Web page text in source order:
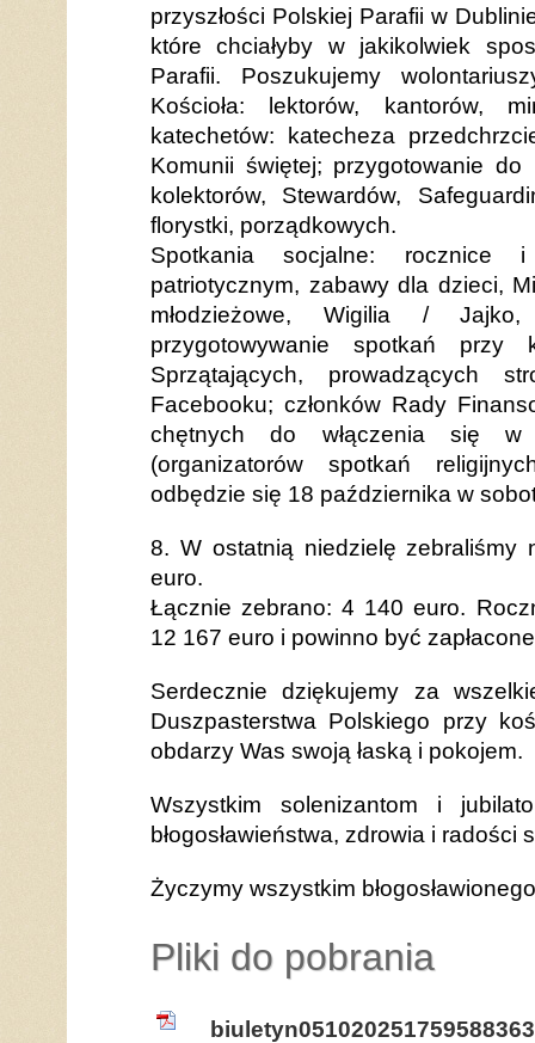
przyszłości Polskiej Parafii w
które chciałyby w jakikolwiek
Parafii. Poszukujemy
Kościoła: lektorów, kantorów,
katechetów: katecheza
Komunii świętej; przygotowanie do
kolektorów, Stewardów,
florystki, porządkowych.
Spotkania socjalne: rocznice
patriotycznym, zabawy dla dzieci,
młodzieżowe, Wigilia /
przygotowywanie spotkań
Sprzątających, prowadzących
Facebooku; członków Rady
chętnych do włączenia się w
(organizatorów spotkań
odbędzie się 18 października w
8. W ostatnią niedzielę zebraliśmy
euro.
Łącznie zebrano: 4 140 euro.
12 167 euro i powinno być
Serdecznie dziękujemy za
Duszpasterstwa Polskiego przy
obdarzy Was swoją łaską i pokojem.
Wszystkim solenizantom i
błogosławieństwa, zdrowia i radości
Życzymy wszystkim
Pliki do pobrania